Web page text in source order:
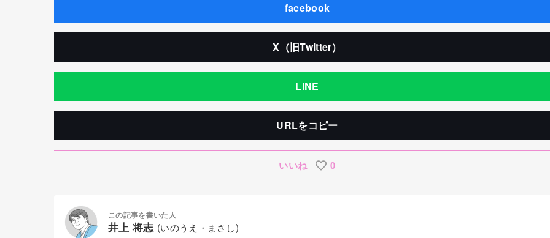
facebook
X（旧Twitter）
LINE
URLをコピー
いいね 0
この記事を書いた人
井上 将志 (いのうえ・まさし)